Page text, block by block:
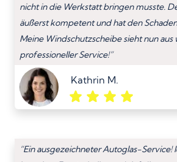
nicht in die Werkstatt bringen musste.
äußerst kompetent und hat den
Meine Windschutzscheibe sieht nun aus
professioneller Service!”
Kathrin M.
“Ein ausgezeichneter Autoglas-Service!